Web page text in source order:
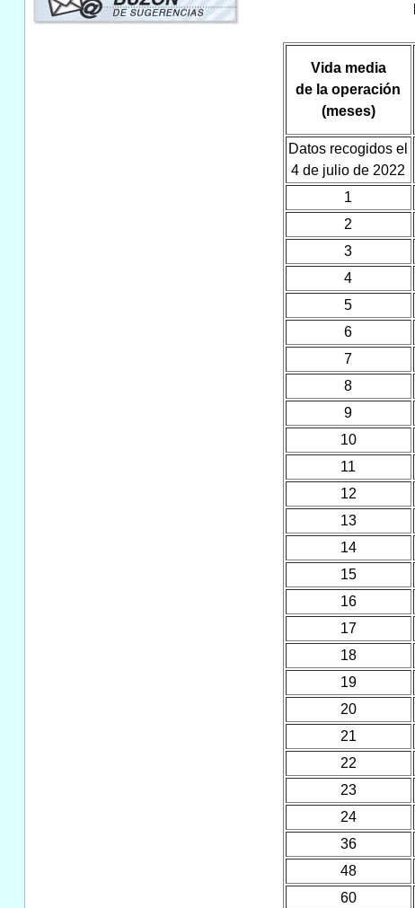
Vida media
de la operación
(meses)
Datos recogidos el
4 de julio de 2022
1
2
3
4
5
6
7
8
9
10
11
12
13
14
15
16
17
18
19
20
21
22
23
24
36
48
60